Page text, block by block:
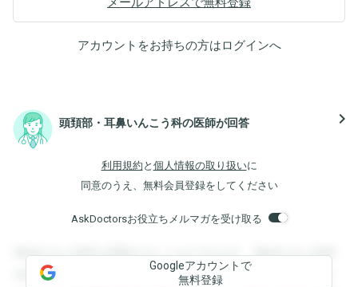
アカウントをお持ちの方はログインへ
頭頚部・耳鼻いんこう科の医師が回答 navigate_next
利用規約 と 個人情報の取り扱いに
同意のうえ、無料会員登録をしてください
AskDoctorsお役立ちメルマガを受け取る
登録すると回答を閲覧することができます。登録すると回答
を閲覧することができます。登録すると回答を閲覧すること
Googleアカウントで
無料登録